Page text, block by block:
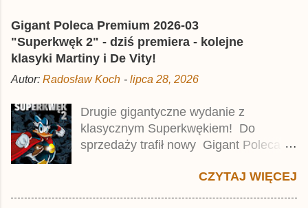
i
j
o
m
e
t
a
r
z
Gigant Poleca Premium 2026-03
"Superkwęk 2" - dziś premiera - kolejne
klasyki Martiny i De Vity!
Autor: Radosław Koch - lipca 28, 2026
Drugie gigantyczne wydanie z
klasycznym Superkwękiem! Do
sprzedaży trafił nowy Gigant Poleca
Jest to kolejny 624-stronicowy tom z
CZYTAJ WIĘCEJ